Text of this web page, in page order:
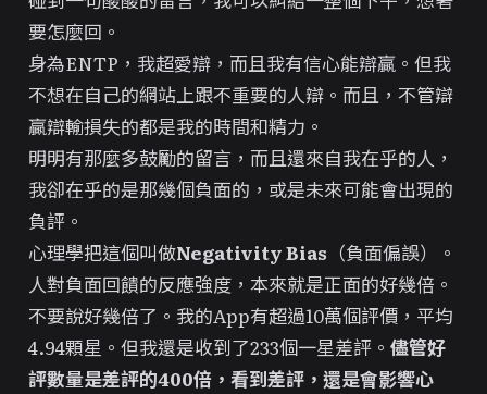
要怎麼回。
身為ENTP，我超愛辯，而且我有信心能辯贏。但我
不想在自己的網站上跟不重要的人辯。而且，不管辯
贏辯輸損失的都是我的時間和精力。
明明有那麼多鼓勵的留言，而且還來自我在乎的人，
我卻在乎的是那幾個負面的，或是未來可能會出現的
負評。
心理學把這個叫做Negativity Bias （負面偏誤）。
人對負面回饋的反應強度，本來就是正面的好幾倍。
不要說好幾倍了。我的App有超過10萬個評價，平均
4.94顆星。但我還是收到了233個一星差評。 儘管好
評數量是差評的400倍，看到差評，還是會影響心